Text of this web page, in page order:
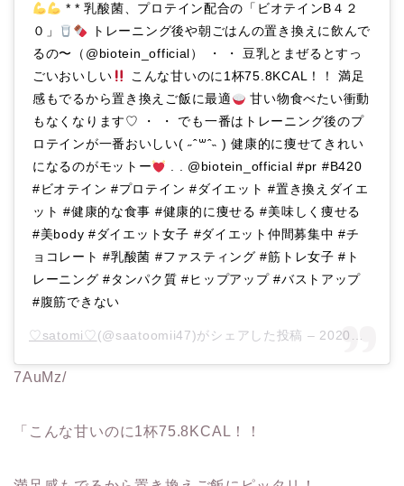
* * 乳酸菌、プロテイン配合の「ビオテインB４２
０」
トレーニング後や朝ごはんの置き換えに飲んで
るの〜（@biotein_official） ・ ・ 豆乳とまぜるとすっ
ごいおいしい
こんな甘いのに1杯75.8KCAL！！ 満足
感もでるから置き換えご飯に最適
甘い物食べたい衝動
もなくなります♡ ・ ・ でも一番はトレーニング後のプ
ロテインが一番おいしい( ˶ˆ꒳ˆ˵ ) 健康的に痩せてきれい
になるのがモットー
. . @biotein_official #pr #B420
#ビオテイン #プロテイン #ダイエット #置き換えダイエ
ット #健康的な食事 #健康的に痩せる #美味しく痩せる
#美body #ダイエット女子 #ダイエット仲間募集中 #チ
ョコレート #乳酸菌 #ファスティング #筋トレ女子 #ト
レーニング #タンパク質 #ヒップアップ #バストアップ
#腹筋できない
♡satomi♡(@saatoomii47)がシェアした投稿 – 2020年 3月月14日午前3時23分PDT
7AuMz/
「こんな甘いのに1杯75.8KCAL！！